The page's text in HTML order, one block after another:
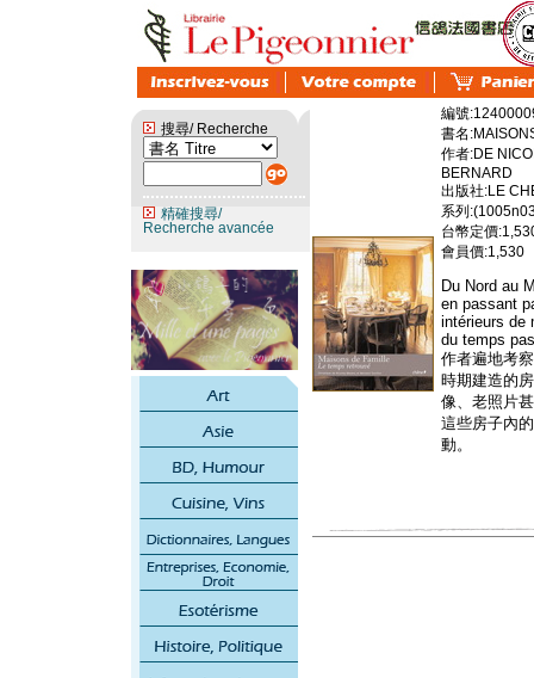
搜尋/ Recherche
精確搜尋/
Recherche avancée
編號
書名
作者:DE
BERNARD
出版社:LE
系列
台幣定價
會員價:1,530
Du Nord au
en passant
intérieurs de
du temps
作者遍地考
時期建造的
像、老照片
這些房子內
動。